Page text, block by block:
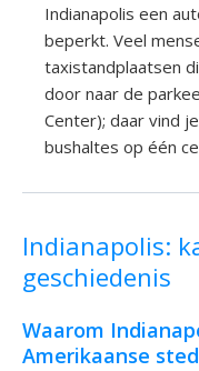
Indianapolis een
beperkt. Veel
taxistandplaatsen
door naar de
Center); daar vind
bushaltes op één
Indianapolis:
geschiedenis
Waarom
Amerikaanse